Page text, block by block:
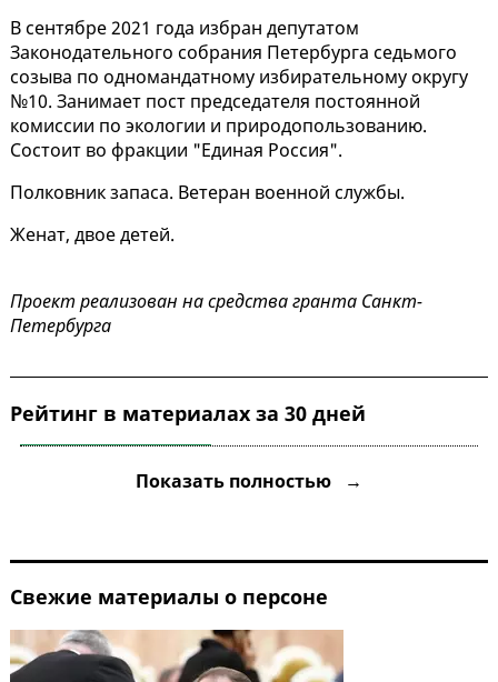
В сентябре 2021 года избран депутатом
Законодательного собрания Петербурга седьмого
созыва по одномандатному избирательному округу
№10. Занимает пост председателя постоянной
комиссии по экологии и природопользованию.
Состоит во фракции "Единая Россия".
Полковник запаса. Ветеран военной службы.
Женат, двое детей.
Проект реализован на средства гранта Санкт-
Петербурга
Рейтинг в материалах за 30 дней
открытым люком
Показать полностью →
Свежие материалы о персоне